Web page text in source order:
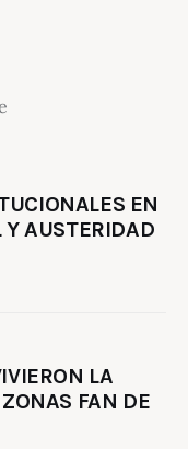
EN
AUSTERIDAD
LA
FAN DE